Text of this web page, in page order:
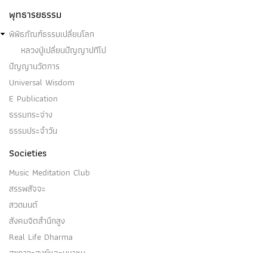
พุทธารยธรรม
พิพิธภัณฑ์ธรรมเปลี่ยนโลก
หลวงปู่เปลี่ยนปัญญาปทีโป
ปัญญานวัตการ
Universal Wisdom
E Publication
ธรรมกระจ่าง
ธรรมประจำวัน
Societies
Music Meditation Club
สรรพสัจจะ
สวดมนต์
สังคมจิตสำนึกสูง
Real Life Dharma